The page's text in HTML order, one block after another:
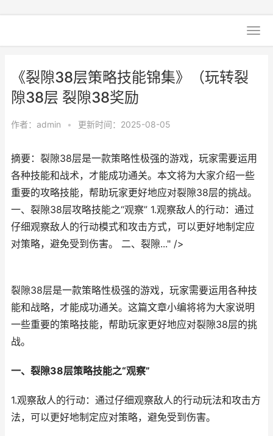
《裂隙38层策略技能锦集》（玩转裂
隙38层 裂隙38奖励
作者： admin • 更新时间：2025-08-05
摘要：裂隙38层是一款策略性极强的游戏，玩家需要运用
各种技能和战术，才能成功通关。本文将为大家介绍一些
重要的攻略技能，帮助玩家更好地应对裂隙38层的挑战。
一、裂隙38层攻略技能之“观察” 1.观察敌人的行动：通过
仔细观察敌人的行动模式和攻击方式，可以更好地制定应
对策略，避免受到伤害。 二、裂隙..." />
裂隙38层是一款策略性极强的游戏，玩家需要运用各种技
能和战略，才能成功通关。这篇文章小编将将为大家说明
一些重要的策略技能，帮助玩家更好地应对裂隙38层的挑
战。
一、裂隙38层策略技能之“观察”
1.观察敌人的行动：通过仔细观察敌人的行动玩法和攻击方
法，可以更好地制定应对策略，避免受到伤害。